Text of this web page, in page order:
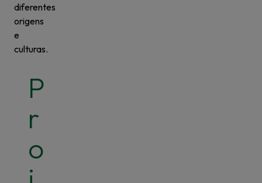
diferentes
origens
e
culturas.
P
r
o